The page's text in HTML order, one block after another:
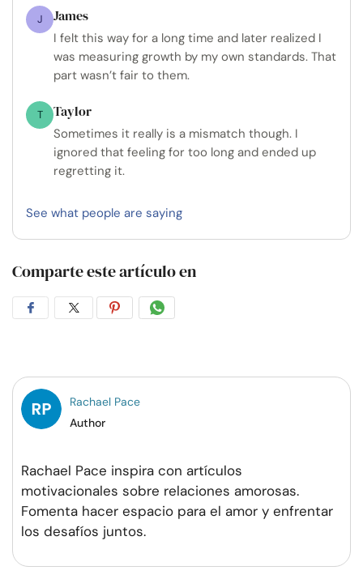
J James
I felt this way for a long time and later realized I
was measuring growth by my own standards. That
part wasn’t fair to them.
T Taylor
Sometimes it really is a mismatch though. I
ignored that feeling for too long and ended up
regretting it.
See what people are saying
Comparte este artículo en
CompartirCompartirCompartirCompartir
Rachael Pace
Author
Rachael Pace inspira con artículos
motivacionales sobre relaciones amorosas.
Fomenta hacer espacio para el amor y enfrentar
los desafíos juntos.